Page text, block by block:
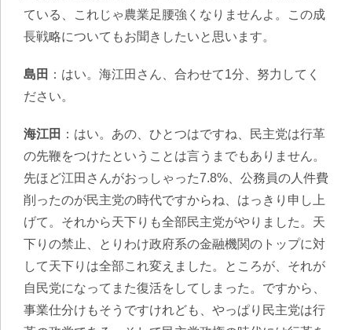
ている、これじゃ農業足腰強くなりませんよ。この成
長戦略についてもお聞きしたいと思います。
島田 ：はい。海江田さん、合わせて1分、努力してく
ださい。
海江田 ：はい。あの、ひとつはですね、民主党は行革
の先鞭をつけたということは言うまでもありません。
先ほど江田さんがおっしゃった7.8%、公務員の人件費
削ったのが民主党の時代ですからね、はっきり申し上
げて。それから天下りも全部民主党がやりました。天
下りの禁止、とりわけ政府系の金融機関のトップに対
して天下りは全部これ変えました。ところが、それが
自民党になってまた復活をしてしまった。ですから、
事業仕分けもそうですけれども、やっぱり民主党は行